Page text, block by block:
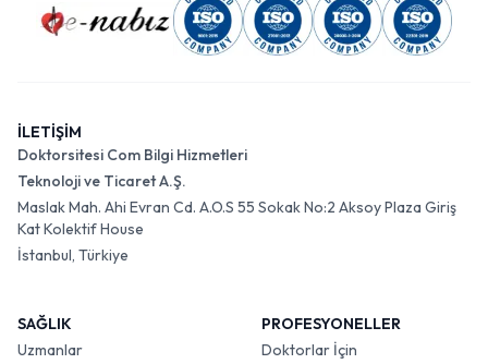
İLETİŞİM
Doktorsitesi Com Bilgi Hizmetleri
Teknoloji ve Ticaret A.Ş.
Maslak Mah. Ahi Evran Cd. A.O.S 55 Sokak No:2 Aksoy Plaza Giriş
Kat Kolektif House
İstanbul, Türkiye
SAĞLIK
Uzmanlar
PROFESYONELLER
Doktorlar İçin